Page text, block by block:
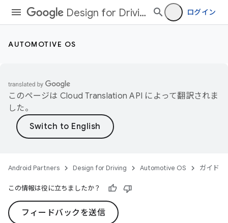
Design for Driving ログイン
AUTOMOTIVE OS
このページは Cloud Translation API によって翻訳されま
した。
Android Partners Design for Driving Automotive OS ガイド
この情報は役に立ちましたか？
フィードバックを送信